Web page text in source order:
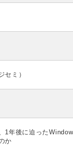
セミ）
1年後に迫った
か